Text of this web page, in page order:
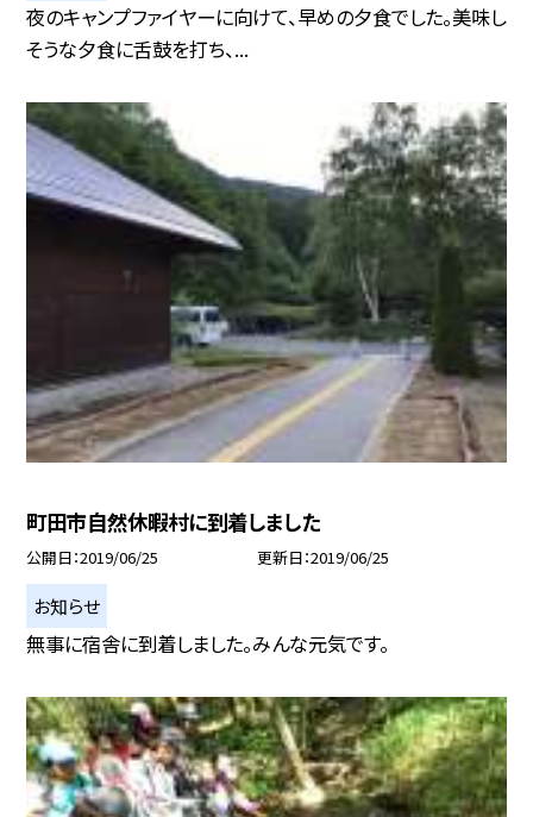
夜のキャンプファイヤーに向けて、早めの夕食でした。美味し
そうな夕食に舌鼓を打ち、...
町田市自然休暇村に到着しました
公開日 2019/06/25 更新日 2019/06/25
お知らせ
無事に宿舎に到着しました。みんな元気です。